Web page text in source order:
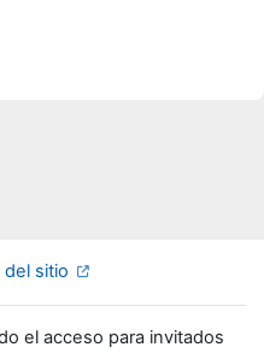
sitio
el acceso para invitados